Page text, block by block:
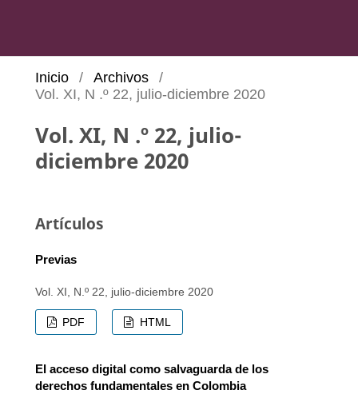
Inicio / Archivos
/
Vol. XI, N .º 22, julio-diciembre 2020
Vol. XI, N .º 22, julio-
diciembre 2020
Artículos
Previas
Vol. XI, N.º 22, julio-diciembre 2020
PDF HTML
El acceso digital como salvaguarda de los
derechos fundamentales en Colombia